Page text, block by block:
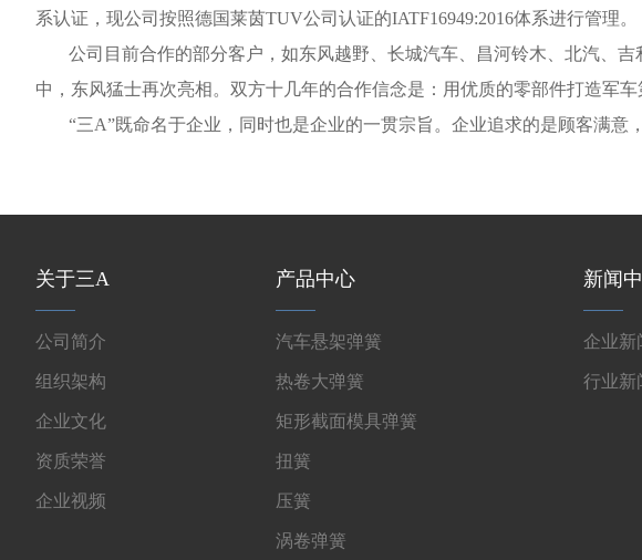
系认证，现公司按照德国莱茵TUV公司认证的IATF16949:2016体系进行管理。
公司目前合作的部分客户，如东风越野、长城汽车、昌河铃木、北汽、
中，东风猛士再次亮相。双方十几年的合作信念是：用优质的零部件打造军
“三A”既命名于企业，同时也是企业的一贯宗旨。企业追求的是顾客满
关于三A
公司简介
组织架构
企业文化
资质荣誉
企业视频
产品中心
汽车悬架弹簧
热卷大弹簧
矩形截面模具弹簧
扭簧
压簧
涡卷弹簧
新闻
企业新
行业新